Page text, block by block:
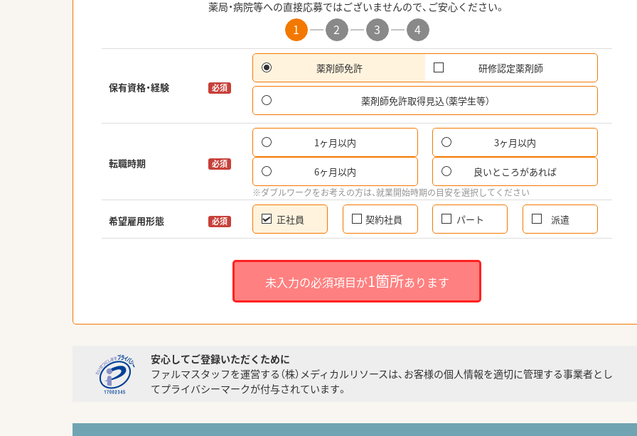
薬局・病院等への直接応募ではございませんので、ご安心ください。
1 2 3 4
保有資格・経験 必須
薬剤師免許 研修認定薬剤師
薬剤師免許取得見込（薬学生等）
転職時期 必須
1ヶ月以内 3ヶ月以内
6ヶ月以内 良いところがあれば
※ダブルワークをお考えの方は、就業開始時期の目安を選択してください
希望雇用形態 必須 正社員 契約社員 パート 派遣
未入力の必須項目が1箇所あります
安心してご登録いただくために
ファルマスタッフを運営する（株）メディカルリソースは、お客様の個人情報を適切に管理する事業者とし
てプライバシーマークが付与されています。